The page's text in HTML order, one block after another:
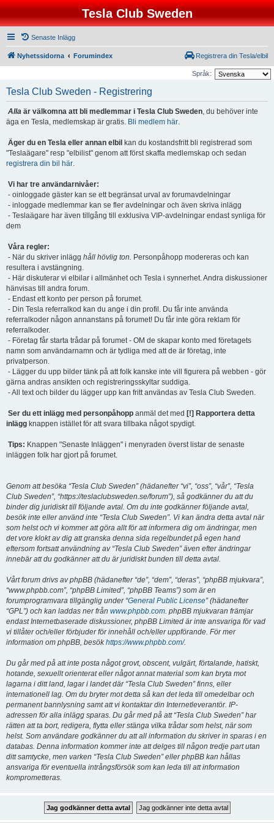
Tesla Club Sweden
Senaste Inlägg
Nyhetssidorna Forumindex Registrera din Tesla/elbil
Språk:
Tesla Club Sweden - Registrering
Alla är välkomna att bli medlemmar i Tesla Club Sweden, du behöver inte
äga en Tesla, medlemskap är gratis. Bli medlem här.
Äger du en Tesla eller annan elbil kan du kostandsfritt bli registrerad som
"Teslaägare" resp "elbilist" genom att först skaffa medlemskap och sedan
registrera din bil här.
Vi har tre användarnivåer:
- oinloggade gäster kan se ett begränsat urval av forumavdelningar
- inloggade medlemmar kan se fler avdelningar och även skriva inlägg
- Teslaägare har även tillgång till exklusiva VIP-avdelningar endast synliga för
dem
Våra regler:
- När du skriver inlägg håll hövlig ton. Personpåhopp modereras och kan
resultera i avstängning.
- Här diskuterar vi elbilar i allmänhet och Tesla i synnerhet. Andra diskussioner
hänvisas till andra forum.
- Endast ett konto per person på forumet.
- Din Tesla referralkod kan du ange i din profil. Du får inte använda
referralkoder någon annanstans på forumet! Du får inte göra reklam för
referralkoder.
- Företag får starta trådar på forumet - OM de skapar konto med företagets
namn som användarnamn och är tydliga med att de är företag, inte
privatperson.
- Lägger du upp bilder tänk på att folk kanske inte vill figurera på webben - gör
gärna andras ansikten och registreringsskyltar suddiga.
- All text och bilder du lägger upp kan fritt användas av Tesla Club Sweden.
Ser du ett inlägg med personpåhopp anmäl det med [!] Rapportera detta
inlägg knappen istället för att svara tillbaka något spydigt.
Tips: Knappen "Senaste Inläggen" i menyraden överst listar de senaste
inläggen folk har gjort på forumet.
Genom att besöka “Tesla Club Sweden” (hädanefter “vi”, “oss”, “vår”, “Tesla
Club Sweden”, “https://teslaclubsweden.se/forum”), så godkänner du att du
binder dig juridiskt till följande avtal. Om du inte godkänner följande avtal,
besök inte eller använd inte “Tesla Club Sweden”. Vi kan ändra detta avtal när
som helst och vi kommer att göra allt för att informera dig om ändringar, men
det vore klokt av dig att granska denna sida regelbundet på egen hand
eftersom fortsatt användning av “Tesla Club Sweden” även efter ändringar
innebär att du godkänner att du är juridiskt bunden till detta avtal.
Vårt forum drivs av phpBB (hädanefter “de”, “dem”, “deras”, “phpBB mjukvara”,
“www.phpbb.com”, “phpBB Limited”, “phpBB Teams”) som är en
forumprogramvara tillgänglig under “General Public License” (hädanefter
“GPL”) och kan laddas ner från www.phpbb.com. phpBB mjukvaran främjar
endast Internetbaserade diskussioner, phpBB Limited är inte ansvariga för vad
vi tillåter och/eller förbjuder för innehåll och/eller uppförande. För mer
information om phpBB, besökhttps://www.phpbb.com/.
Du går med på att inte posta något grovt, obscent, vulgärt, förtalande, hatiskt,
hotande, sexuellt orienterat eller något annat material som kan bryta mot
lagarna i ditt land, lagar i landet där “Tesla Club Sweden” finns, eller
internationell lag. Om du bryter mot detta så kan det leda till omedelbar och
permanent bannlysning samt att vi kontaktar din Internetleverantör. IP-
adressen för alla inlägg sparas. Du går med på att “Tesla Club Sweden” har
rätten att ta bort, redigera, flytta eller stänga vilka trådar som helst, när som
helst. Som användare godkänner du att all information du skriver in sparas i en
databas. Denna information kommer inte att delges till någon tredje part utan
ditt samtycke, men varken “Tesla Club Sweden” eller phpBB kan hållas
ansvariga för eventuella intrångsförsök som kan leda till att information
komprometteras.